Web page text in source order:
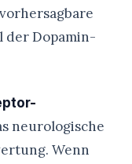
der Dopamin-
neurologische
Wenn